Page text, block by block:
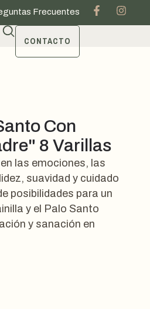
Frecuentes
CONTACTO
Con
8 Varillas
las emociones, las
suavidad y cuidado
posibilidades para un
y el Palo Santo
y sanación en